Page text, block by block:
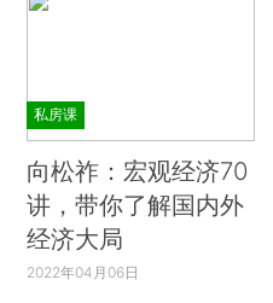
私房课
向松祚：宏观经济70
讲，带你了解国内外
经济大局
2022年04月06日